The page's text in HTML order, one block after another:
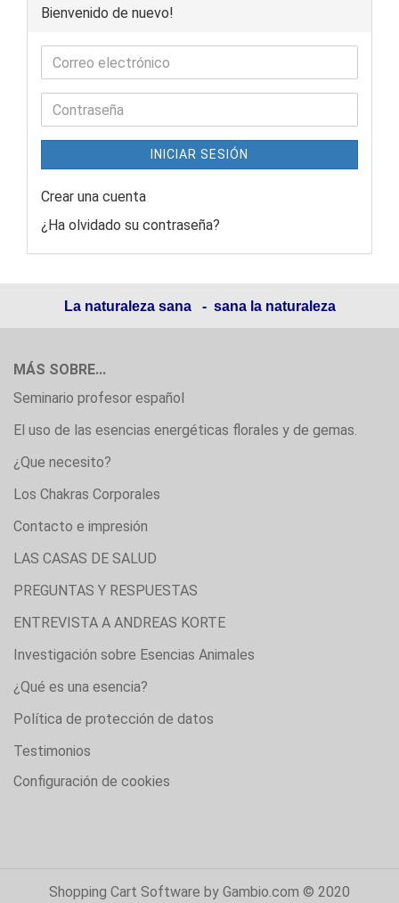
Bienvenido de nuevo!
INICIAR SESIÓN
Crear una cuenta
¿Ha olvidado su contraseña?
La naturaleza sana - sana la naturaleza
MÁS SOBRE...
Seminario profesor español
El uso de las esencias energéticas florales y de gemas.
¿Que necesito?
Los Chakras Corporales
Contacto e impresión
LAS CASAS DE SALUD
PREGUNTAS Y RESPUESTAS
ENTREVISTA A ANDREAS KORTE
Investigación sobre Esencias Animales
¿Qué es una esencia?
Política de protección de datos
Testimonios
Configuración de cookies
Shopping Cart Software by Gambio.com © 2020